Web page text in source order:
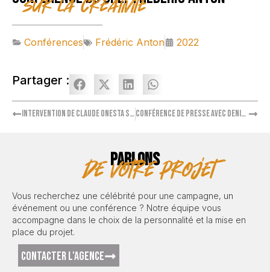
sur la créativité
Conférences Frédéric Anton 2022
Partager :
Intervention de Claude Onesta sur le management Conférence de presse avec Denis Brogniart parrain du Festival des Jardins
PARLONS
de votre projet
Vous recherchez une célébrité pour une campagne, un
événement ou une conférence ? Notre équipe vous
accompagne dans le choix de la personnalité et la mise en
place du projet.
CONTACTER L'AGENCE